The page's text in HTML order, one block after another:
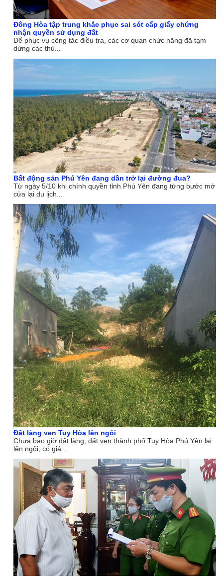
Đông Hòa tập trung khắc phục sai sót cấp giấy chứng
nhận quyền sử dụng đất
Để phục vụ công tác điều tra, các cơ quan chức năng đã tạm
dừng các thủ...
Bất động sản Phú Yên đang dần trở lại đường đua?
Từ ngày 5/10 khi chính quyền tỉnh Phú Yên đang từng bước mở
cửa lại du lịch...
Đất làng ven Tuy Hòa lên ngôi
Chưa bao giờ đất làng, đất ven thành phố Tuy Hòa Phú Yên lại
lên ngôi, có giá...